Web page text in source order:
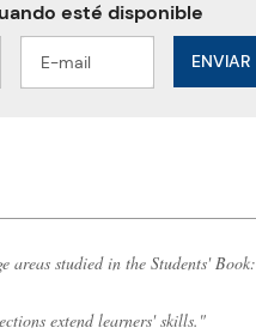
ENVIAR
areas studied in the Students' Book:
extend learners' skills."